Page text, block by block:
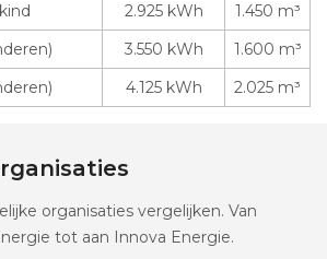
2.925 kWh
1.450 m³
3.550 kWh
1.600 m³
4.125 kWh 2.025 m³
organisaties vergelijken. Van
tot aan Innova Energie.